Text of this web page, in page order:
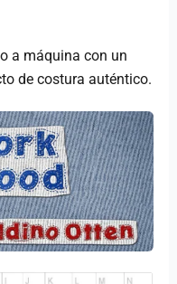
a máquina con un
de costura auténtico.